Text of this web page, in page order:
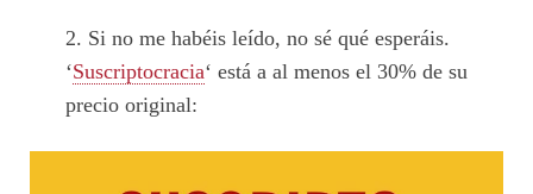
Si no me habéis leído, no sé qué esperáis.
‘Suscriptocracia‘ está a al menos el 30% de su
precio original: